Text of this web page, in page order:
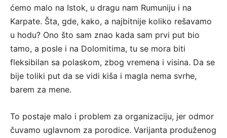
ćemo malo na Istok, u dragu nam Rumuniju i na
Karpate. Šta, gde, kako, a najbitnije koliko rešavamo
u hodu? Ono što sam znao kada sam prvi put bio
tamo, a posle i na Dolomitima, tu se mora biti
fleksibilan sa polaskom, zbog vremena i visina. Da se
bije toliki put da se vidi kiša i magla nema svrhe,
barem za mene.
To postaje malo i problem za organizaciju, jer odmor
čuvamo uglavnom za porodice. Varijanta produženog